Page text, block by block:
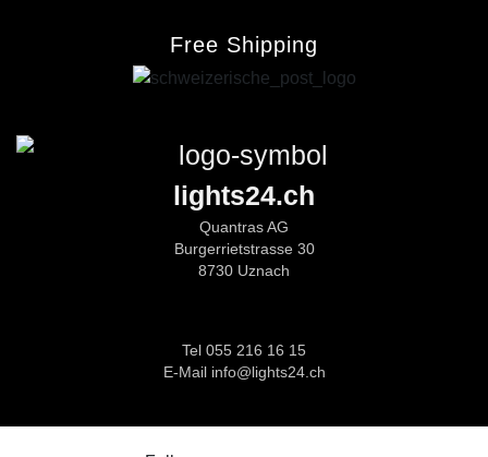
Free Shipping
lights24.ch
Quantras AG
Burgerrietstrasse 30
8730 Uznach
Tel 055 216 16 15
E-Mail info@lights24.ch